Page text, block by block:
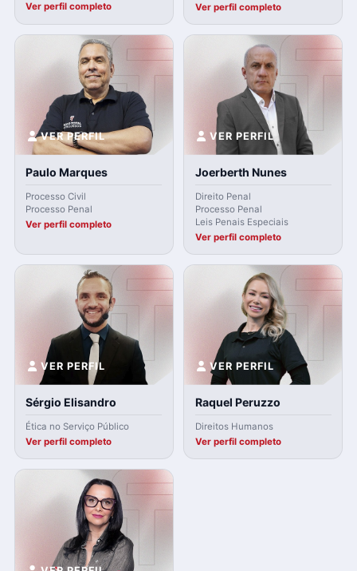
Ver perfil completo
Ver perfil completo
VER PERFIL
Paulo Marques
Processo Civil
Processo Penal
Ver perfil completo
VER PERFIL
Joerberth Nunes
Direito Penal
Processo Penal
Leis Penais Especiais
Ver perfil completo
VER PERFIL
Sérgio Elisandro
Ética no Serviço Público
Ver perfil completo
VER PERFIL
Raquel Peruzzo
Direitos Humanos
Ver perfil completo